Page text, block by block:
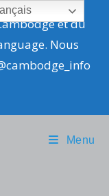
et du
Nous
Menu